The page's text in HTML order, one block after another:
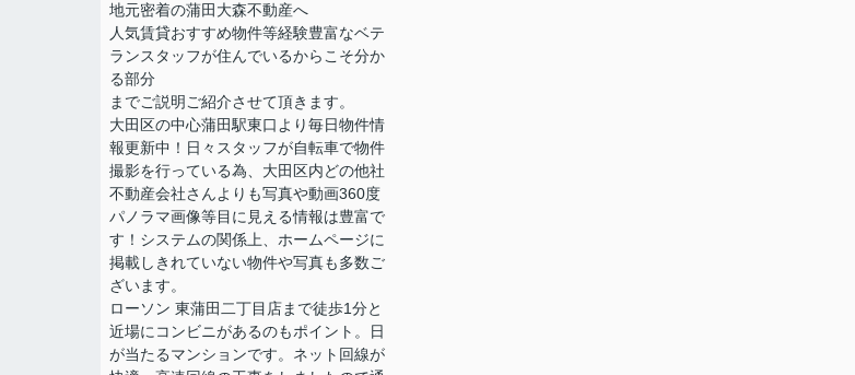
地元密着の蒲田大森不動産へ
人気賃貸おすすめ物件等経験豊富なベテ
ランスタッフが住んでいるからこそ分か
る部分
までご説明ご紹介させて頂きます。
大田区の中心蒲田駅東口より毎日物件情
報更新中！日々スタッフが自転車で物件
撮影を行っている為、大田区内どの他社
不動産会社さんよりも写真や動画360度
パノラマ画像等目に見える情報は豊富で
す！システムの関係上、ホームページに
掲載しきれていない物件や写真も多数ご
ざいます。
ローソン 東蒲田二丁目店まで徒歩1分と
近場にコンビニがあるのもポイント。日
が当たるマンションです。ネット回線が